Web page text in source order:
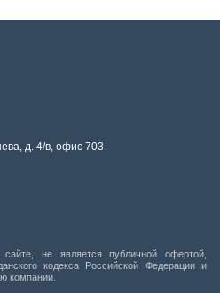
д. 4/в, офис 703
не является публичной офертой,
кодекса Российской Федерации и
компании.